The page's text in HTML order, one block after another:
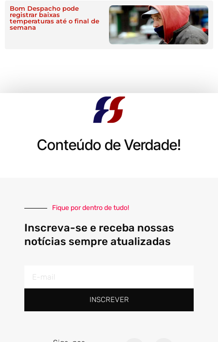
Bom Despacho pode
registrar baixas
temperaturas até o final de
semana
Conteúdo de Verdade!
Fique por dentro de tudo!
Inscreva-se e receba nossas
notícias sempre atualizadas
INSCREVER